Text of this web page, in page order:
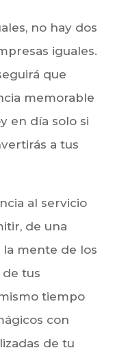
no hay dos
iguales.
que
memorable
en día solo si
a tus
al servicio
de una
la mente de los
tus
tiempo
con
de tu